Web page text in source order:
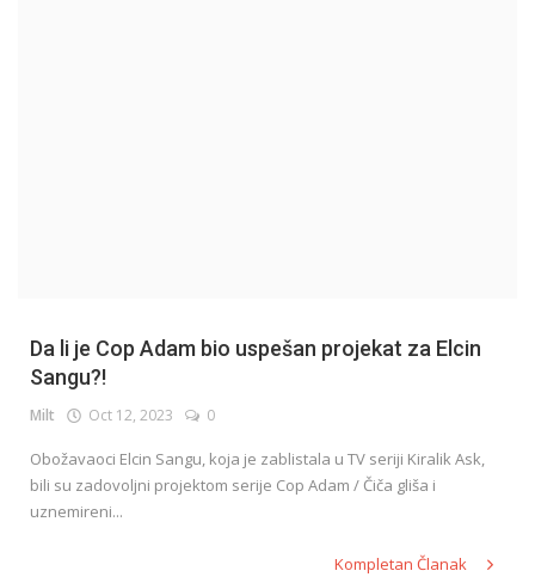
Da li je Cop Adam bio uspešan projekat za Elcin
Sangu?!
Milt Oct 12, 2023 0
Obožavaoci Elcin Sangu, koja je zablistala u TV seriji Kiralik Ask,
bili su zadovoljni projektom serije Cop Adam / Čiča gliša i
uznemireni...
Kompletan Članak